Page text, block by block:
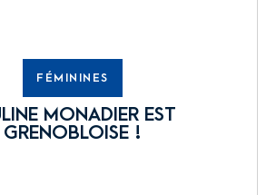
FÉMININES
MONADIER EST
GRENOBLOISE !